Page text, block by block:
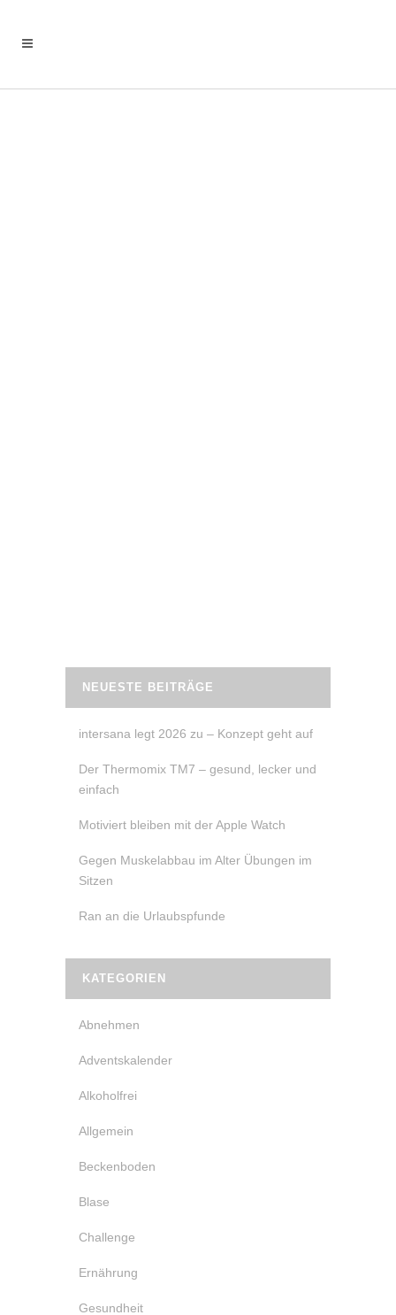
NEUESTE BEITRÄGE
intersana legt 2026 zu – Konzept geht auf
Der Thermomix TM7 – gesund, lecker und
einfach
Motiviert bleiben mit der Apple Watch
Gegen Muskelabbau im Alter Übungen im
Sitzen
Ran an die Urlaubspfunde
KATEGORIEN
Abnehmen
Adventskalender
Alkoholfrei
Allgemein
Beckenboden
Blase
Challenge
Ernährung
Gesundheit